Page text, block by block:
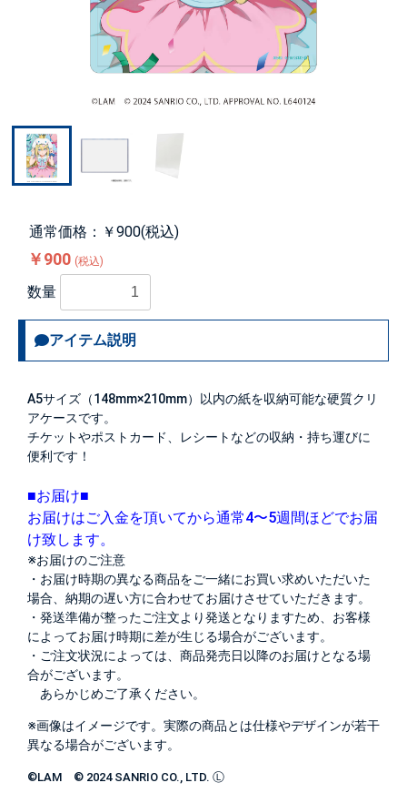
通常価格：￥900(税込)
￥900 (税込)
数量
アイテム説明
A5サイズ（148mm×210mm）以内の紙を収納可能な硬質クリ
アケースです。
チケットやポストカード、レシートなどの収納・持ち運びに
便利です！
■お届け■
お届けはご入金を頂いてから通常4〜5週間ほどでお届
け致します。
※お届けのご注意
・お届け時期の異なる商品をご一緒にお買い求めいただいた
場合、納期の遅い方に合わせてお届けさせていただきます。
・発送準備が整ったご注文より発送となりますため、お客様
によってお届け時期に差が生じる場合がございます。
・ご注文状況によっては、商品発売日以降のお届けとなる場
合がございます。
あらかじめご了承ください。
※画像はイメージです。実際の商品とは仕様やデザインが若干
異なる場合がございます。
©LAM © 2024 SANRIO CO., LTD. Ⓛ